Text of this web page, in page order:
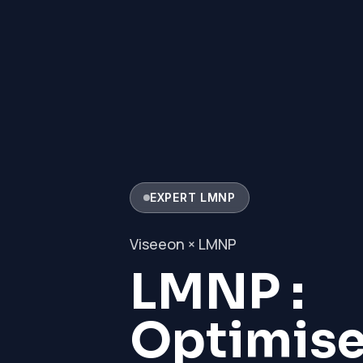
EXPERT LMNP
Viseeon × LMNP
LMNP :